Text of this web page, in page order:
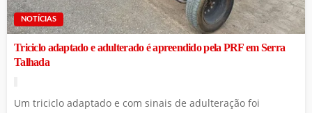
NOTÍCIAS
Triciclo adaptado e adulterado é apreendido pela PRF em Serra
Talhada
Um triciclo adaptado e com sinais de adulteração foi